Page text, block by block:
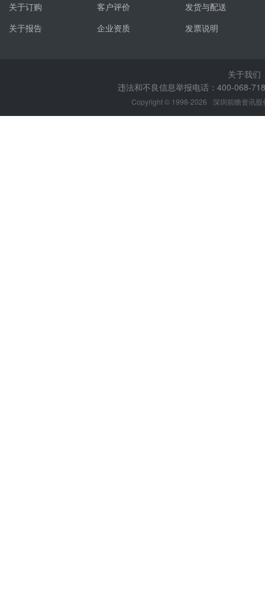
关于订购
关于报告
客户评价
企业资质
发货与配送
发票说明
关于我们
违法和不良信息举报电话：400-068-
Copyright © 1998-2026 深圳前瞻资讯股